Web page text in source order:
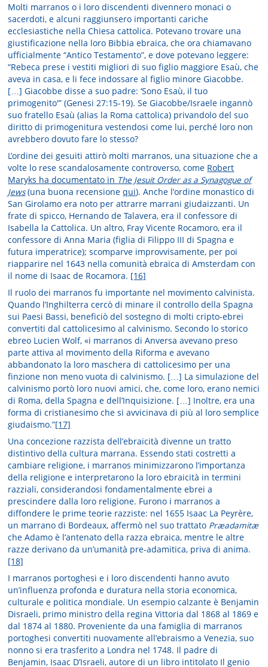
Molti marranos o i loro discendenti divennero monaci o
sacerdoti, e alcuni raggiunsero importanti cariche
ecclesiastiche nella Chiesa cattolica. Potevano trovare una
giustificazione nella loro Bibbia ebraica, che ora chiamavano
ufficialmente “Antico Testamento”, e dove potevano leggere:
“Rebeca prese i vestiti migliori di suo figlio maggiore Esaù, che
aveva in casa, e li fece indossare al figlio minore Giacobbe.
[…] Giacobbe disse a suo padre: ‘Sono Esaù, il tuo
primogenito'” (Genesi 27:15-19). Se Giacobbe/Israele ingannò
suo fratello Esaù (alias la Roma cattolica) privandolo del suo
diritto di primogenitura vestendosi come lui, perché loro non
avrebbero dovuto fare lo stesso?
L’ordine dei gesuiti attirò molti marranos, una situazione che a
volte lo rese scandalosamente controverso, come Robert
Maryks ha documentato in The Jesuit Order as a Synagogue of
Jews(una buona recensionequi). Anche l’ordine monastico di
San Girolamo era noto per attrarre marrani giudaizzanti. Un
frate di spicco, Hernando de Talavera, era il confessore di
Isabella la Cattolica. Un altro, Fray Vicente Rocamoro, era il
confessore di Anna Maria (figlia di Filippo III di Spagna e
futura imperatrice); scomparve improvvisamente, per poi
riapparire nel 1643 nella comunità ebraica di Amsterdam con
il nome di Isaac de Rocamora. [16]
Il ruolo dei marranos fu importante nel movimento calvinista.
Quando l’Inghilterra cercò di minare il controllo della Spagna
sui Paesi Bassi, beneficiò del sostegno di molti cripto-ebrei
convertiti dal cattolicesimo al calvinismo. Secondo lo storico
ebreo Lucien Wolf, «i marranos di Anversa avevano preso
parte attiva al movimento della Riforma e avevano
abbandonato la loro maschera di cattolicesimo per una
finzione non meno vuota di calvinismo. […] La simulazione del
calvinismo portò loro nuovi amici, che, come loro, erano nemici
di Roma, della Spagna e dell’Inquisizione. […] Inoltre, era una
forma di cristianesimo che si avvicinava di più al loro semplice
giudaismo.”[17]
Una concezione razzista dell’ebraicità divenne un tratto
distintivo della cultura marrana. Essendo stati costretti a
cambiare religione, i marranos minimizzarono l’importanza
della religione e interpretarono la loro ebraicità in termini
razziali, considerandosi fondamentalmente ebrei a
prescindere dalla loro religione. Furono i marranos a
diffondere le prime teorie razziste: nel 1655 Isaac La Peyrère,
un marrano di Bordeaux, affermò nel suo trattato Præadamitæ
che Adamo è l’antenato della razza ebraica, mentre le altre
razze derivano da un’umanità pre-adamitica, priva di anima.
[18]
I marranos portoghesi e i loro discendenti hanno avuto
un’influenza profonda e duratura nella storia economica,
culturale e politica mondiale. Un esempio calzante è Benjamin
Disraeli, primo ministro della regina Vittoria dal 1868 al 1869 e
dal 1874 al 1880. Proveniente da una famiglia di marranos
portoghesi convertiti nuovamente all’ebraismo a Venezia, suo
nonno si era trasferito a Londra nel 1748. Il padre di
Benjamin, Isaac D’Israeli, autore di un libro intitolato Il genio